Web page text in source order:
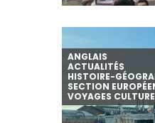
ANGLAIS
ACTUALITÉS
HISTOIRE-
SECTION
VOYAGES